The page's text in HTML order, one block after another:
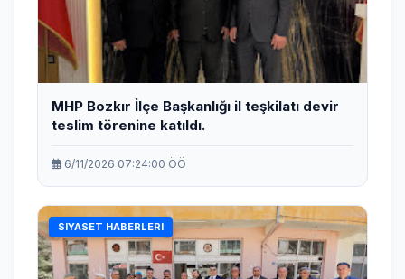
MHP Bozkır İlçe Başkanlığı il teşkilatı devir
teslim törenine katıldı.
6/11/2026 07:24:00 ÖÖ
SIYASET HABERLERI